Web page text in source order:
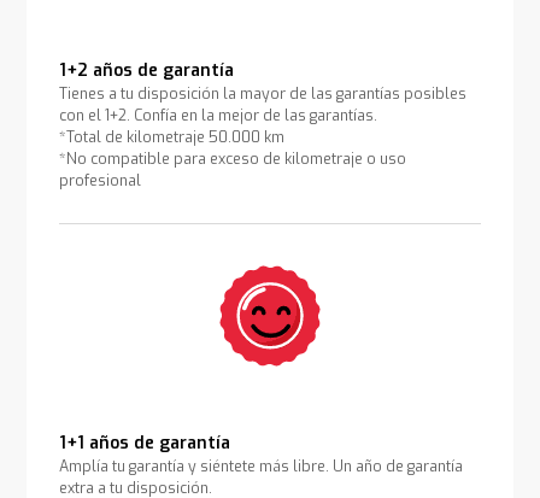
1+2 años de garantía
Tienes a tu disposición la mayor de las garantías posibles
con el 1+2. Confía en la mejor de las garantías.
*Total de kilometraje 50.000 km
*No compatible para exceso de kilometraje o uso
profesional
1+1 años de garantía
Amplía tu garantía y siéntete más libre. Un año de garantía
extra a tu disposición.